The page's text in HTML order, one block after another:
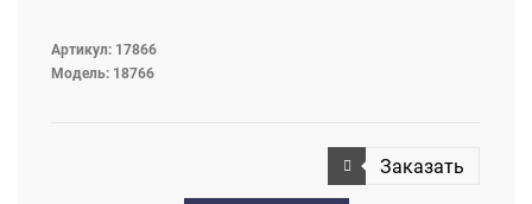
Артикул: 17866
Модель: 18766
Заказать